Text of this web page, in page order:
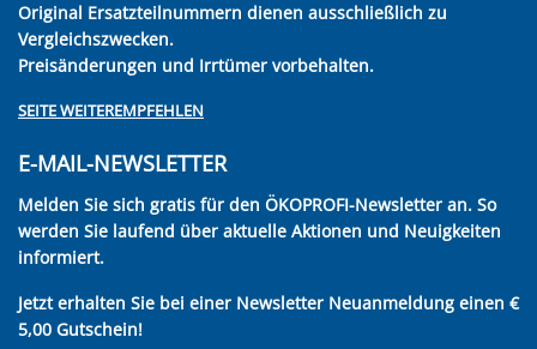
Original Ersatzteilnummern dienen ausschließlich zu
Vergleichszwecken.
Preisänderungen und Irrtümer vorbehalten.
SEITE WEITEREMPFEHLEN
E-MAIL-NEWSLETTER
Melden Sie sich gratis für den ÖKOPROFI-Newsletter an. So
werden Sie laufend über aktuelle Aktionen und Neuigkeiten
informiert.
Jetzt erhalten Sie bei einer Newsletter Neuanmeldung einen €
5,00 Gutschein!